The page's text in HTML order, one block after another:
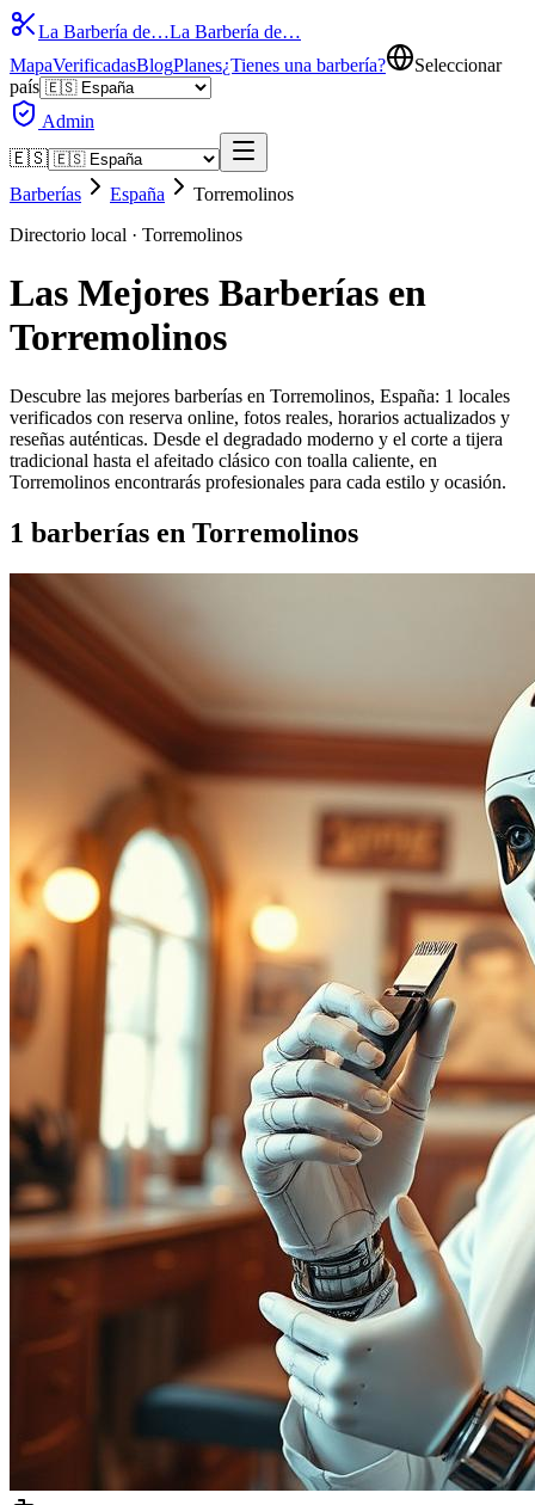
La Barbería de…La Barbería de…
MapaVerificadasBlogPlanes¿Tienes una barbería?
Seleccionar
país
Admin
🇪🇸
Barberías
España
Torremolinos
Directorio local · Torremolinos
Las Mejores Barberías en
Torremolinos
Descubre las mejores barberías en Torremolinos, España: 1 locales
verificados con reserva online, fotos reales, horarios actualizados y
reseñas auténticas. Desde el degradado moderno y el corte a tijera
tradicional hasta el afeitado clásico con toalla caliente, en
Torremolinos encontrarás profesionales para cada estilo y ocasión.
1 barberías en Torremolinos